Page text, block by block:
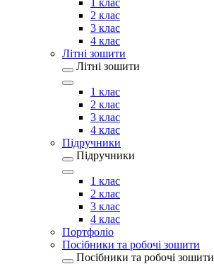
1 клас
2 клас
3 клас
4 клас
Літні зошити
Літні зошити
1 клас
2 клас
3 клас
4 клас
Підручники
Підручники
1 клас
2 клас
3 клас
4 клас
Портфоліо
Посібники та робочі зошити
Посібники та робочі зошити